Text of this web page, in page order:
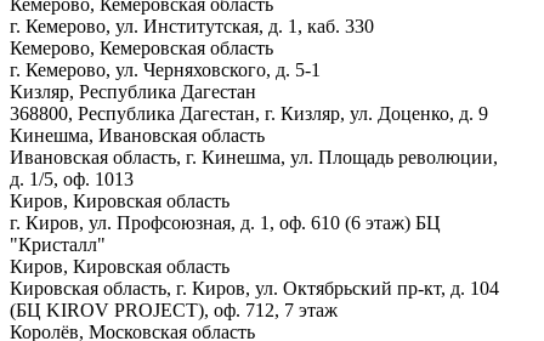
Кемерово, Кемеровская область
г. Кемерово, ул. Институтская, д. 1, каб. 330
Кемерово, Кемеровская область
г. Кемерово, ул. Черняховского, д. 5-1
Кизляр, Республика Дагестан
368800, Республика Дагестан, г. Кизляр, ул. Доценко, д. 9
Кинешма, Ивановская область
Ивановская область, г. Кинешма, ул. Площадь революции,
д. 1/5, оф. 1013
Киров, Кировская область
г. Киров, ул. Профсоюзная, д. 1, оф. 610 (6 этаж) БЦ
"Кристалл"
Киров, Кировская область
Кировская область, г. Киров, ул. Октябрьский пр-кт, д. 104
(БЦ KIROV PROJECT), оф. 712, 7 этаж
Королёв, Московская область